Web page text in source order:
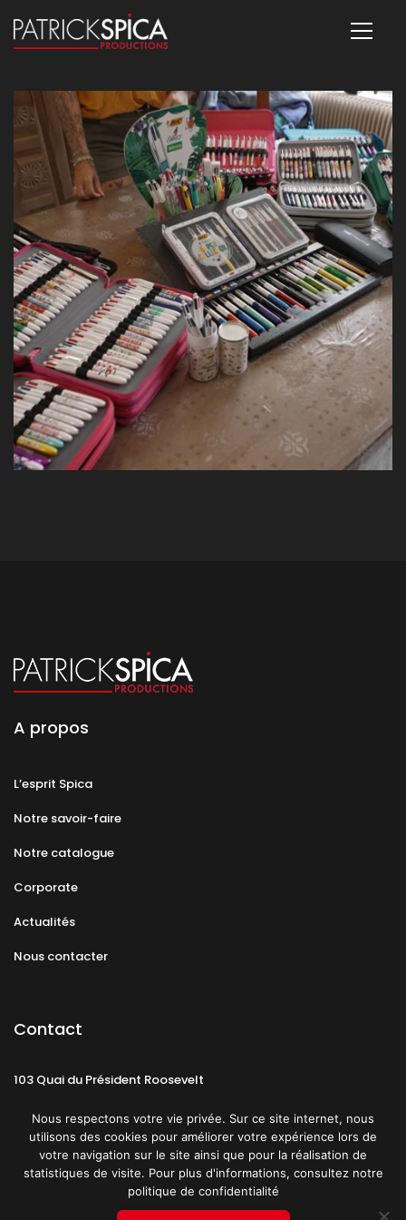
A propos
L’esprit Spica
Notre savoir-faire
Notre catalogue
Corporate
Actualités
Nous contacter
Contact
103 Quai du Président Roosevelt
CGU Politique de confidentialité
Nous respectons votre vie privée. Sur ce site internet, nous
utilisons des cookies pour améliorer votre expérience lors de
votre navigation sur le site ainsi que pour la réalisation de
statistiques de visite. Pour plus d'informations, consultez notre
politique de confidentialité